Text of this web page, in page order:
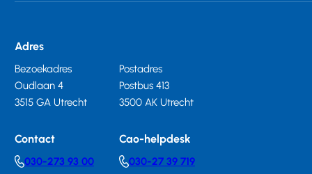
Adres
Bezoekadres
Oudlaan 4
3515 GA Utrecht
Postadres
Postbus 413
3500 AK Utrecht
Contact
Telephonenumber
030-273 93 00
Cao-helpdesk
Telephonenumber
030-27 39 719